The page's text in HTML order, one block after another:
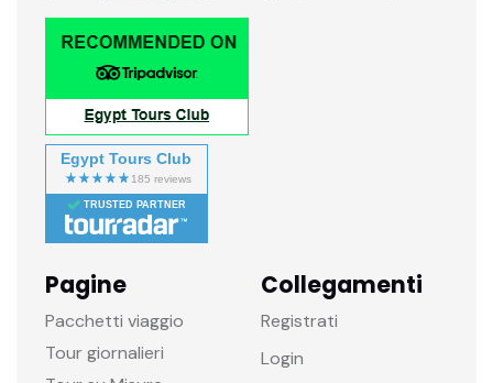
Egypt Tours Club
TRUSTED PARTNER
Pagine
Pacchetti viaggio
Tour giornalieri
Collegamenti
Registrati
Login